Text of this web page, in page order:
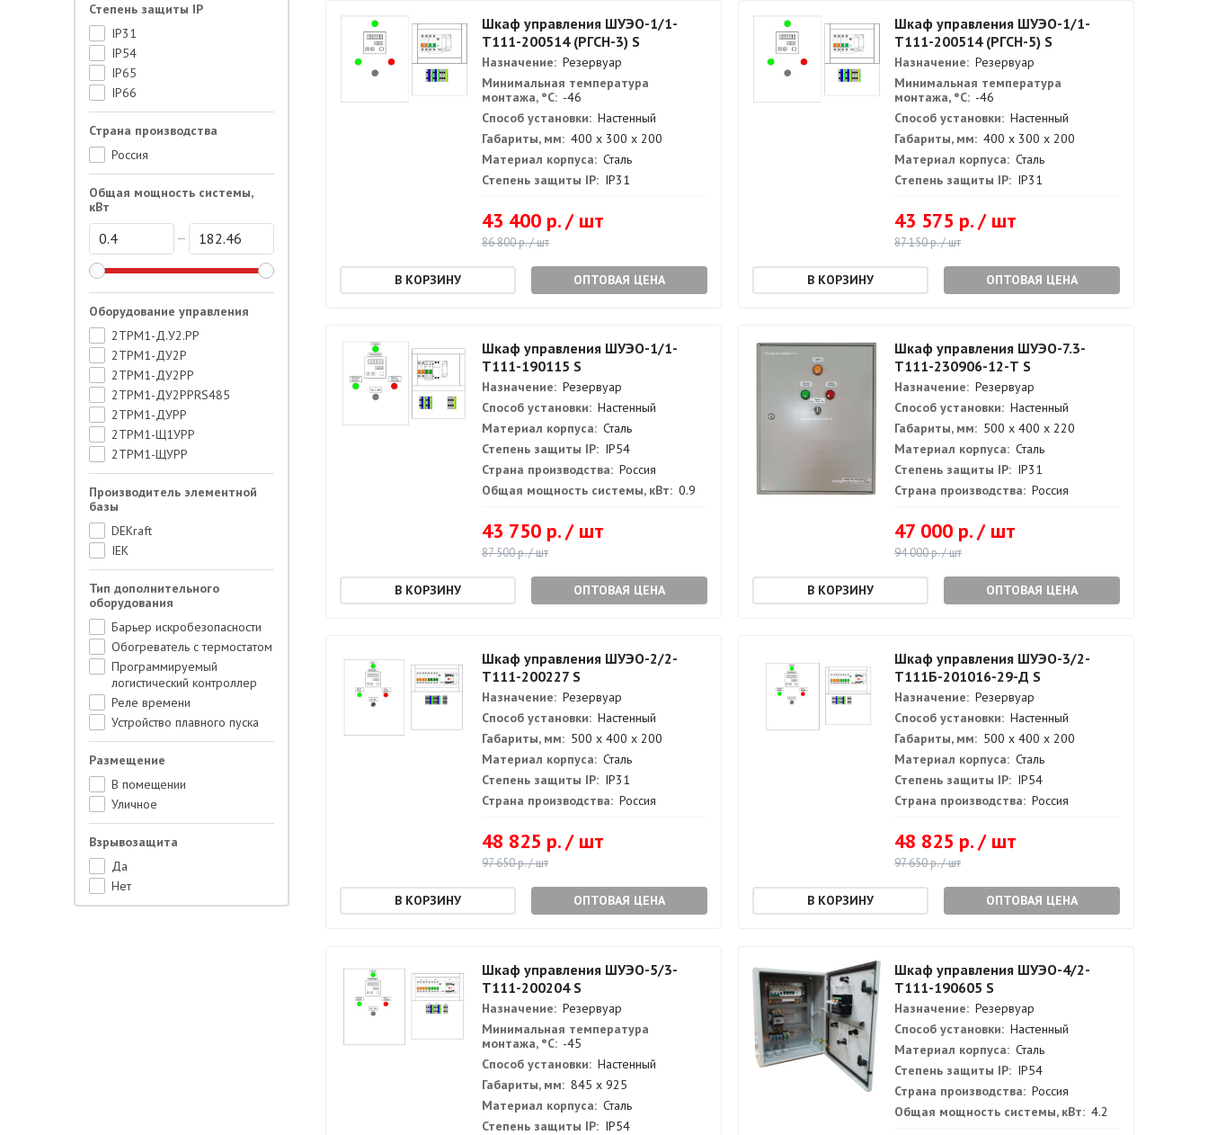
Степень защиты IP
IP31
IP54
IP65
IP66
Страна производства
Россия
Общая мощность системы,
кВт
Оборудование управления
2ТРМ1-Д.У2.РР
2ТРМ1-ДУ2Р
2ТРМ1-ДУ2РР
2ТРМ1-ДУ2РРRS485
2ТРМ1-ДУРР
2ТРМ1-Щ1УРР
2ТРМ1-ЩУРР
ETI-1551
NC
ПЛК 110-22030Р-М
ПЛК ТРМ202-Щ1РР
ПР-103-230
ПР-200
ТР-340
ТРМ-138РЩ4
ТРМ1-ДУ2Р
ТРМ1-ДУ2Р-RS
ТРМ1-ДУР
ТРМ1-Щ1У2Р
ТРМ1-Щ1УР
ТРМ1-ЩУР
ТРМ201-Щ1Р
Термодат-11М6-Р6-4Р
Термодат 10М7
Термодат 11М6-Р6-4Р
Термодвт 11М6
Производитель элементной
базы
DEKraft
IEK
Тип дополнительного
оборудования
Барьер искробезопасности
Обогреватель с термостатом
Программируемый
логистический контроллер
Реле времени
Устройство плавного пуска
Размещение
В помещении
Уличное
Взрывозащита
Да
Нет
Шкаф управления ШУЭО-1/1-
Т111-200514 (РГСН-3) S
Назначение: Резервуар
Минимальная температура
монтажа, °С: -46
Способ установки: Настенный
Габариты, мм: 400 х 300 х 200
Материал корпуса: Сталь
Степень защиты IP: IP31
43 400 р. / шт
86 800 р. / шт
ОПТОВАЯ ЦЕНА
Шкаф управления ШУЭО-1/1-
Т111-200514 (РГСН-5) S
Назначение: Резервуар
Минимальная температура
монтажа, °С: -46
Способ установки: Настенный
Габариты, мм: 400 х 300 х 200
Материал корпуса: Сталь
Степень защиты IP: IP31
43 575 р. / шт
87 150 р. / шт
ОПТОВАЯ ЦЕНА
Шкаф управления ШУЭО-1/1-
Т111-190115 S
Назначение: Резервуар
Способ установки: Настенный
Материал корпуса: Сталь
Степень защиты IP: IP54
Страна производства: Россия
Общая мощность системы, кВт: 0.9
43 750 р. / шт
87 500 р. / шт
ОПТОВАЯ ЦЕНА
Шкаф управления ШУЭО-7.3-
Т111-230906-12-Т S
Назначение: Резервуар
Способ установки: Настенный
Габариты, мм: 500 х 400 х 220
Материал корпуса: Сталь
Степень защиты IP: IP31
Страна производства: Россия
47 000 р. / шт
94 000 р. / шт
ОПТОВАЯ ЦЕНА
Шкаф управления ШУЭО-2/2-
Т111-200227 S
Назначение: Резервуар
Способ установки: Настенный
Габариты, мм: 500 х 400 х 200
Материал корпуса: Сталь
Степень защиты IP: IP31
Страна производства: Россия
48 825 р. / шт
97 650 р. / шт
ОПТОВАЯ ЦЕНА
Шкаф управления ШУЭО-3/2-
Т111Б-201016-29-Д S
Назначение: Резервуар
Способ установки: Настенный
Габариты, мм: 500 х 400 х 200
Материал корпуса: Сталь
Степень защиты IP: IP54
Страна производства: Россия
48 825 р. / шт
97 650 р. / шт
ОПТОВАЯ ЦЕНА
Шкаф управления ШУЭО-5/3-
Т111-200204 S
Назначение: Резервуар
Минимальная температура
монтажа, °С: -45
Способ установки: Настенный
Габариты, мм: 845 х 925
Материал корпуса: Сталь
Степень защиты IP: IP54
Шкаф управления ШУЭО-4/2-
Т111-190605 S
Назначение: Резервуар
Способ установки: Настенный
Материал корпуса: Сталь
Степень защиты IP: IP54
Страна производства: Россия
Общая мощность системы, кВт: 4.2